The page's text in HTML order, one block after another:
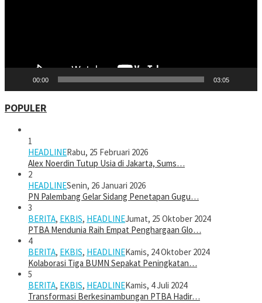
00:00 03:05
POPULER
1
HEADLINERabu, 25 Februari 2026
Alex Noerdin Tutup Usia di Jakarta, Sums…
2
HEADLINESenin, 26 Januari 2026
PN Palembang Gelar Sidang Penetapan Gugu…
3
BERITA, EKBIS, HEADLINEJumat, 25 Oktober 2024
PTBA Mendunia Raih Empat Penghargaan Glo…
4
BERITA, EKBIS, HEADLINEKamis, 24 Oktober 2024
Kolaborasi Tiga BUMN Sepakat Peningkatan…
5
BERITA, EKBIS, HEADLINEKamis, 4 Juli 2024
Transformasi Berkesinambungan PTBA Hadir…